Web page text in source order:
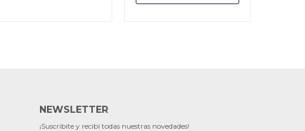
NEWSLETTER
¡Suscribite y recibí todas nuestras novedades!